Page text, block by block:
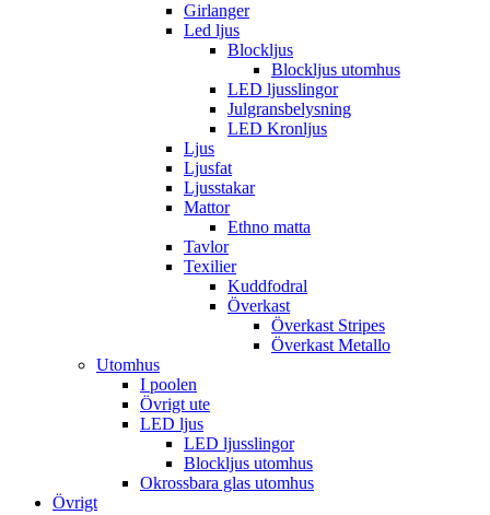
Girlanger
Led ljus
Blockljus
Blockljus utomhus
LED ljusslingor
Julgransbelysning
LED Kronljus
Ljus
Ljusfat
Ljusstakar
Mattor
Ethno matta
Tavlor
Texilier
Kuddfodral
Överkast
Överkast Stripes
Överkast Metallo
Utomhus
I poolen
Övrigt ute
LED ljus
LED ljusslingor
Blockljus utomhus
Okrossbara glas utomhus
Övrigt